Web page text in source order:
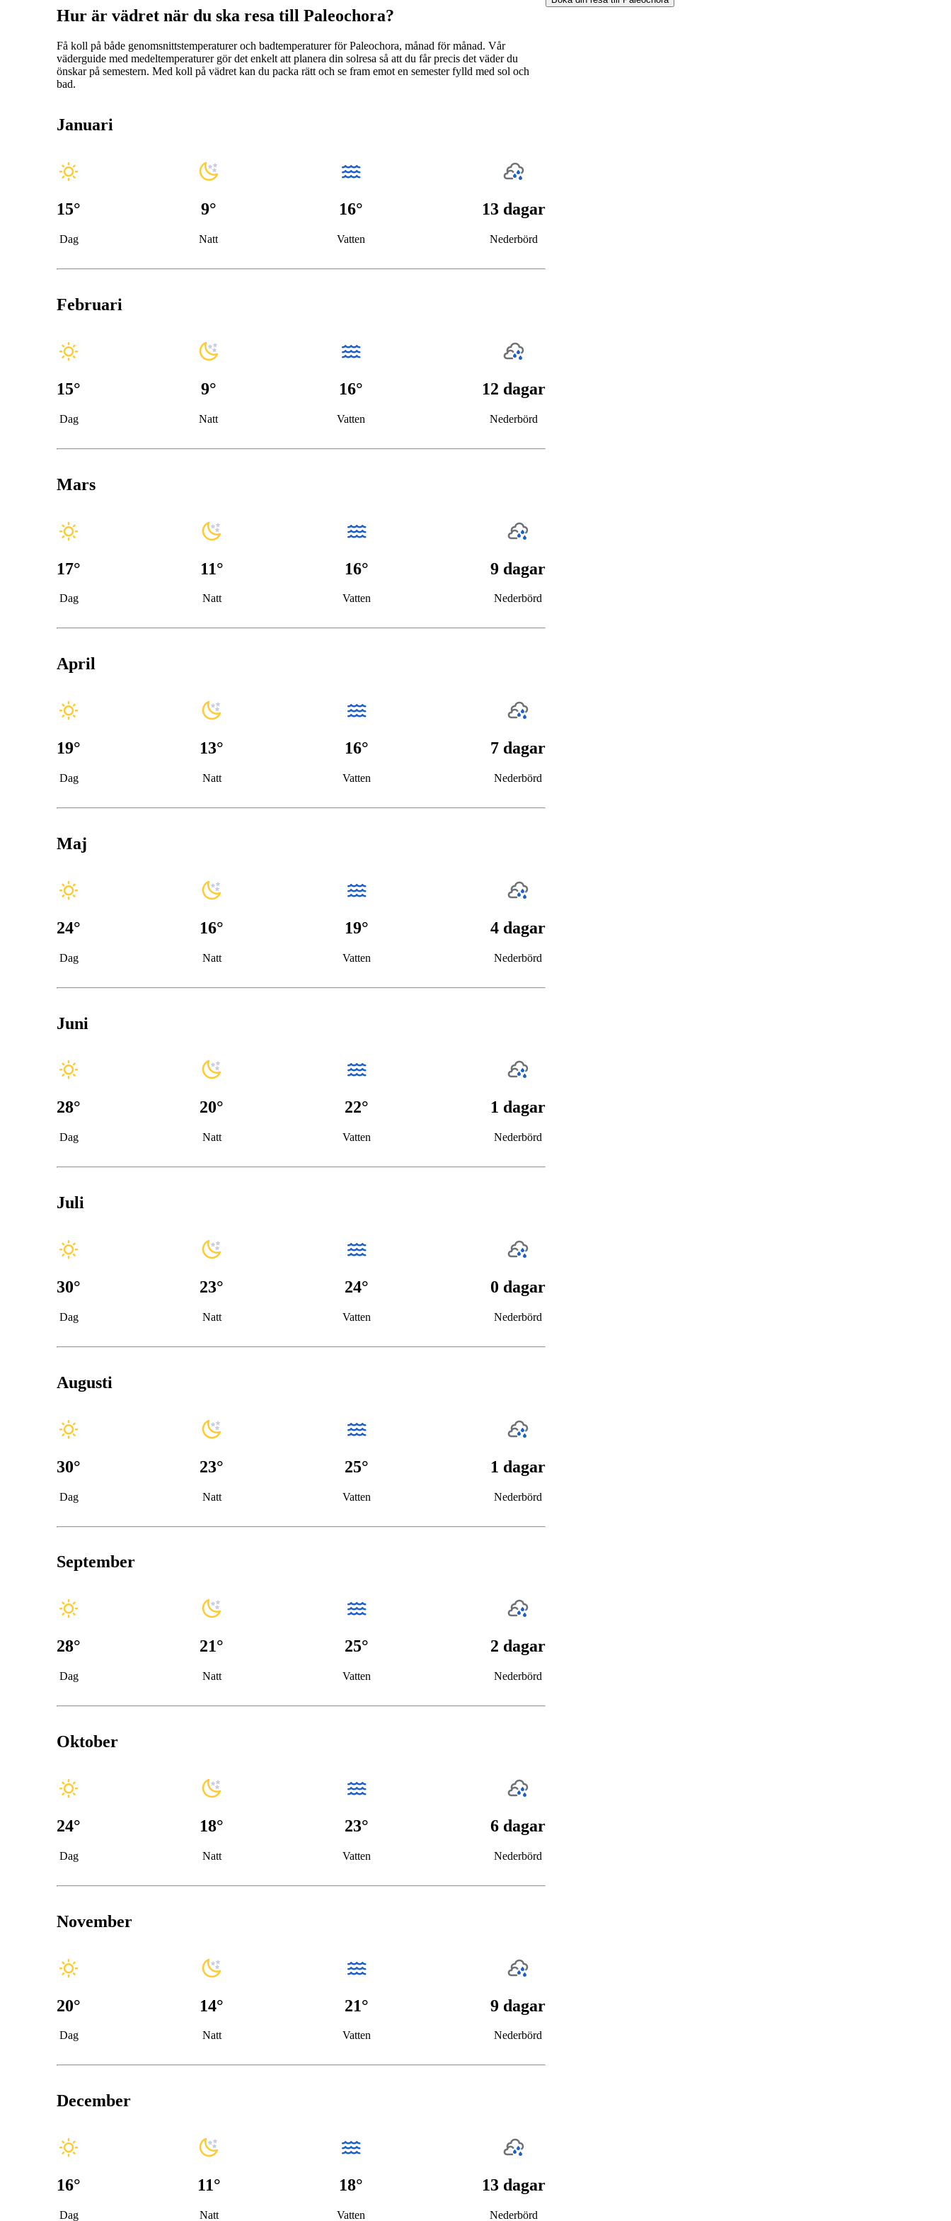
Hur är vädret när du ska resa till Paleochora?
Få koll på både genomsnittstemperaturer och badtemperaturer för Paleochora, månad för månad. Vår
väderguide med medeltemperaturer gör det enkelt att planera din solresa så att du får precis det väder du
önskar på semestern. Med koll på vädret kan du packa rätt och se fram emot en semester fylld med sol och
bad.
Januari
15°
Dag
9°
Natt
16°
Vatten
13 dagar
Nederbörd
Februari
15°
Dag
9°
Natt
16°
Vatten
12 dagar
Nederbörd
Mars
17°
Dag
11°
Natt
16°
Vatten
9 dagar
Nederbörd
April
19°
Dag
13°
Natt
16°
Vatten
7 dagar
Nederbörd
Maj
24°
Dag
16°
Natt
19°
Vatten
4 dagar
Nederbörd
Juni
28°
Dag
20°
Natt
22°
Vatten
1 dagar
Nederbörd
Juli
30°
Dag
23°
Natt
24°
Vatten
0 dagar
Nederbörd
Augusti
30°
Dag
23°
Natt
25°
Vatten
1 dagar
Nederbörd
September
28°
Dag
21°
Natt
25°
Vatten
2 dagar
Nederbörd
Oktober
24°
Dag
18°
Natt
23°
Vatten
6 dagar
Nederbörd
November
20°
Dag
14°
Natt
21°
Vatten
9 dagar
Nederbörd
December
16°
Dag
11°
Natt
18°
Vatten
13 dagar
Nederbörd